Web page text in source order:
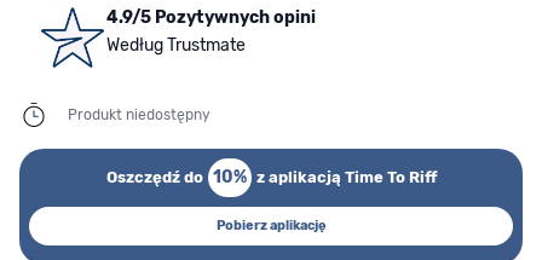
4.9/5 Pozytywnych opini
Według Trustmate
Produkt niedostępny
Oszczędź do 10% z aplikacją Time To Riff
Pobierz aplikację